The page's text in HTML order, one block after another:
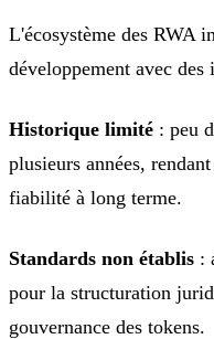
L'écosystème des RWA
développement avec
Historique limité : peu
plusieurs années,
fiabilité à long terme.
Standards non établis :
pour la structuration
gouvernance des tokens.